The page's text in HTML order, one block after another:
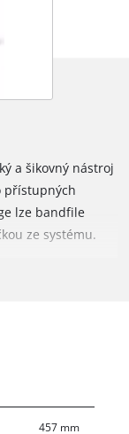
a šikovný nástroj
přístupných
lze bandfile
ze systému.
rameno je
umožňuje
1 700 m /min,
457 mm